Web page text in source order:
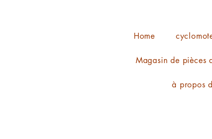
Home
Magasin de pièces
à propos